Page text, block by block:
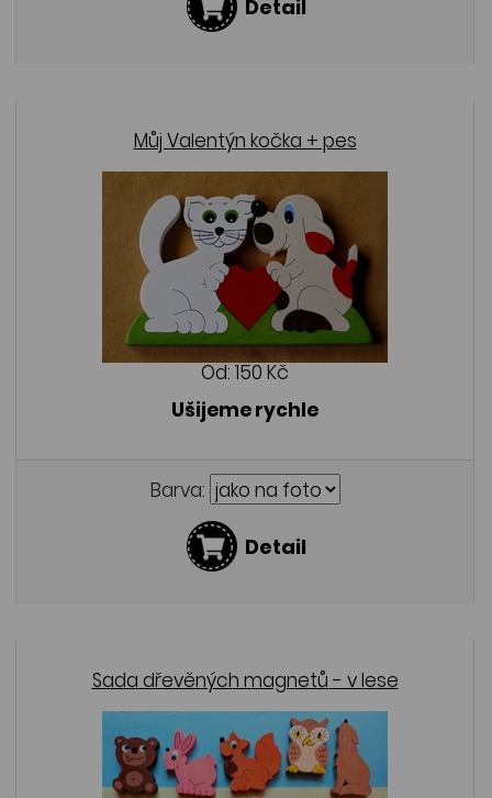
Detail
Můj Valentýn kočka + pes
Od: 150 Kč
Ušijeme rychle
Barva:
Detail
Sada dřevěných magnetů - v lese